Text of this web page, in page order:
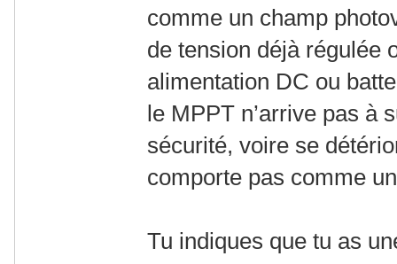
comme un champ
de tension déjà régulée
alimentation DC ou
le MPPT n’arrive pas à
sécurité, voire se
comporte pas comme
Tu indiques que tu as